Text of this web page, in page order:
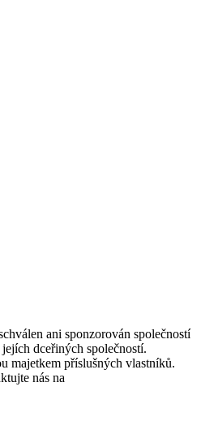
ani sponzorován společností
dceřiných společností.
majetkem příslušných vlastníků.
nás na